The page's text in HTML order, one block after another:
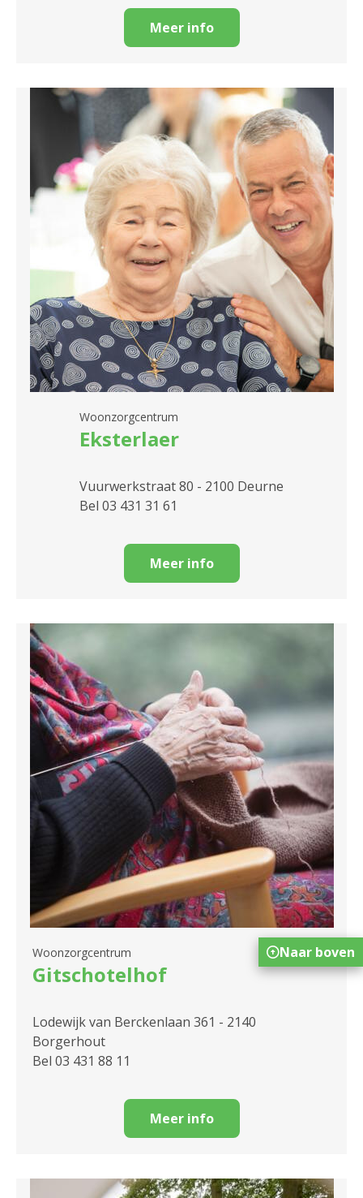
Meer info
Woonzorgcentrum
Eksterlaer
Vuurwerkstraat 80 - 2100 Deurne
Bel 03 431 31 61
Meer info
Woonzorgcentrum
Gitschotelhof
Lodewijk van Berckenlaan 361 - 2140
Borgerhout
Bel 03 431 88 11
Meer info
Naar boven